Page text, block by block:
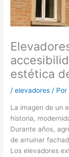
estética
/elevadores / Por
La imagen de un
historia,
Durante años,
de arruinar
Los elevadores